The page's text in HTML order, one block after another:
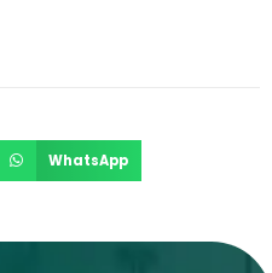
WhatsApp